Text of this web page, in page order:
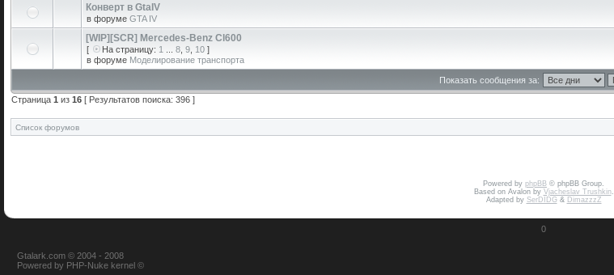
Конверт в GtaIV
в форуме GTA IV
[WIP][SCR] Mercedes-Benz Cl600
[ На страницу: 1 8 9 10 ]
в форуме Моделирование транспорта
Показать сообщения за:
Страница 1 из 16 [ Результатов поиска: 396 ]
Список форумов
Powered by phpBB © phpBB Group.
Based on Avalon by Vjacheslav Trushkin.
Adapted by SerDIDG& DimazzzZ
0
Gtalark.com © 2004 - 2008
Powered by PHP-Nuke kernel ©